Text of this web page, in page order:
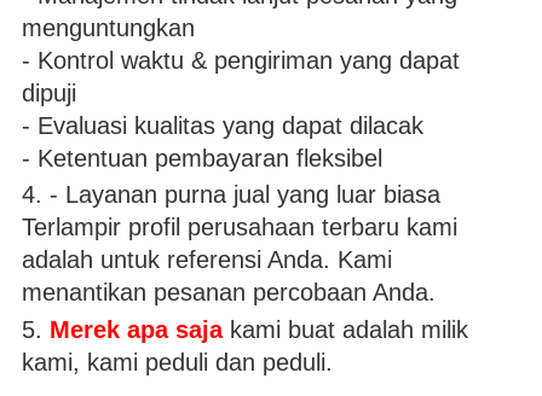
menguntungkan
- Kontrol waktu & pengiriman yang dapat
dipuji
- Evaluasi kualitas yang dapat dilacak
- Ketentuan pembayaran fleksibel
4. - Layanan purna jual yang luar biasa
Terlampir profil perusahaan terbaru kami
adalah untuk referensi Anda. Kami
menantikan pesanan percobaan Anda.
5. Merek apa sajakami buat adalah milik
kami, kami peduli dan peduli.